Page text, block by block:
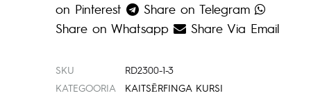
on Pinterest
Share on Telegram
Share on Whatsapp
Share Via Email
SKU
RD2300-1-3
KATEGOORIA
KAITSĒRFINGA KURSI